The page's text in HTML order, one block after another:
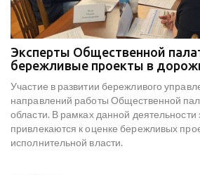
Эксперты Общественной
бережливые проекты в
Участие в развитии бережливого
направлений работы Общественной
области. В рамках данной
привлекаются к оценке бережливых
исполнительной власти.